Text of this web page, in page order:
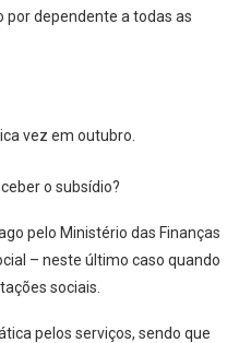
por dependente a todas as
vez em outubro
o subsídio?
pelo Ministério das Finanças
– neste último caso quando
sociais
pelos serviços, sendo que